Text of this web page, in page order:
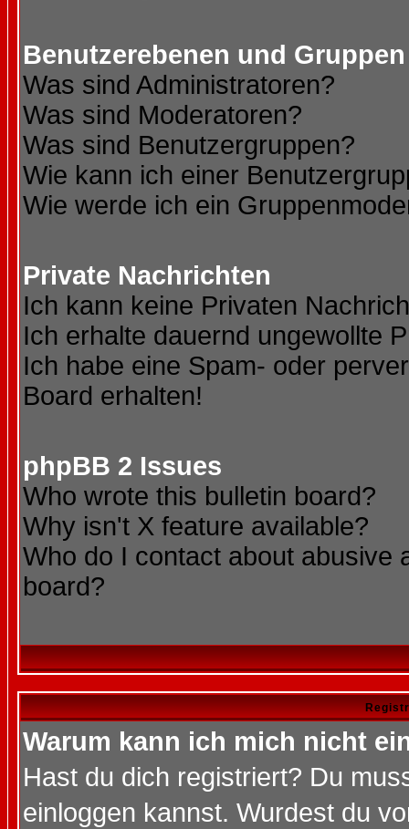
Benutzerebenen und Gruppen
Was sind Administratoren?
Was sind Moderatoren?
Was sind Benutzergruppen?
Wie kann ich einer
Wie werde ich ein
Private Nachrichten
Ich kann keine Privaten
Ich erhalte dauernd ungewollte
Ich habe eine Spam- oder
Board erhalten!
phpBB 2 Issues
Who wrote this bulletin board?
Why isn't X feature available?
Who do I contact about abusive
board?
Warum kann ich mich nicht
Hast du dich registriert? Du
einloggen kannst. Wurdest du